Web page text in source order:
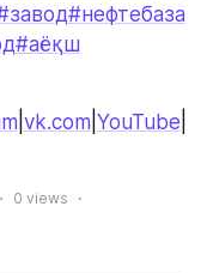
#нефтебаза
#аёқш
vk.com YouTube
0 views